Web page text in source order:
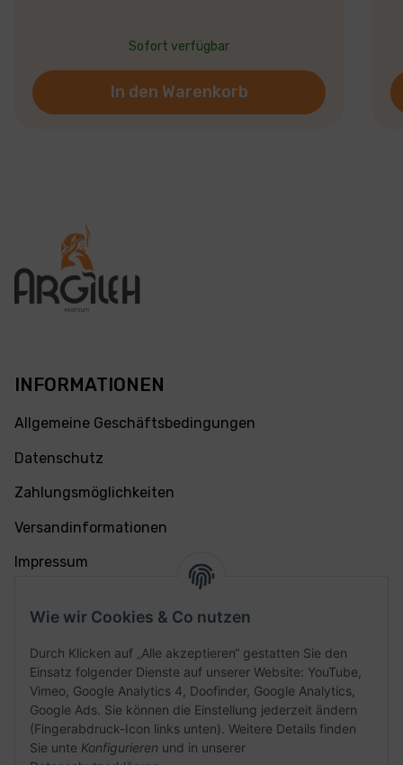
Sofort verfügbar
In den Warenkorb
INFORMATIONEN
Allgemeine Geschäftsbedingungen
Datenschutz
Zahlungsmöglichkeiten
Versandinformationen
Impressum
SERVICES
Jobs
Registrieren
FAQ
Wie wir Cookies & Co nutzen
Durch Klicken auf „Alle akzeptieren“ gestatten Sie den
Einsatz folgender Dienste auf unserer Website: YouTube,
Vimeo, Google Analytics 4, Doofinder, Google Analytics,
Google Ads. Sie können die Einstellung jederzeit ändern
(Fingerabdruck-Icon links unten). Weitere Details finden
Sie unte Konfigurieren und in unserer